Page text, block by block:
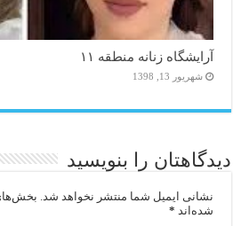
آرایشگاه زنانه منطقه ۱۱
شهریور 13, 1398
دیدگاهتان را بنویسید
نشانی ایمیل شما منتشر نخواهد شد.
شده‌اند *